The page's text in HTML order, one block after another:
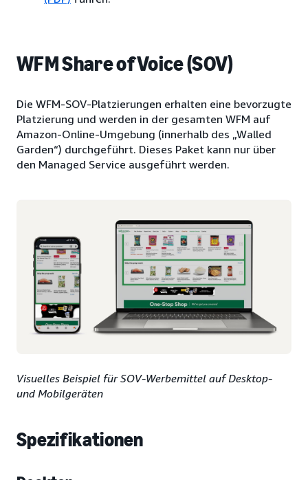
WFM Share of Voice (SOV)
Die WFM-SOV-Platzierungen erhalten eine bevorzugte
Platzierung und werden in der gesamten WFM auf
Amazon-Online-Umgebung (innerhalb des „Walled
Garden“) durchgeführt. Dieses Paket kann nur über
den Managed Service ausgeführt werden.
Visuelles Beispiel für SOV-Werbemittel auf Desktop-
und Mobilgeräten
Spezifikationen